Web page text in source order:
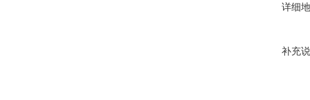
详细
补充